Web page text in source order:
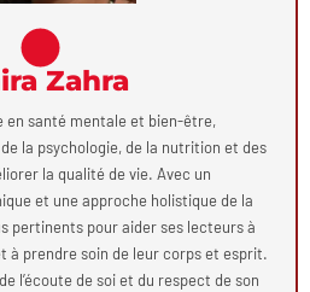
Zahra
en santé mentale et bien-être,
la psychologie, de la nutrition et des
la qualité de vie. Avec un
et une approche holistique de la
pertinents pour aider ses lecteurs à
à prendre soin de leur corps et esprit.
l’écoute de soi et du respect de son